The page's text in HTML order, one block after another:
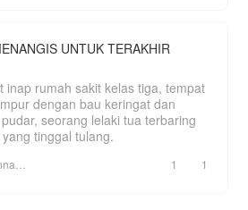
UNTUK TERAKHIR
inap rumah sakit kelas tiga, tempat
dengan bau keringat dan
seorang lelaki tua terbaring
tinggal tulang.
1 1